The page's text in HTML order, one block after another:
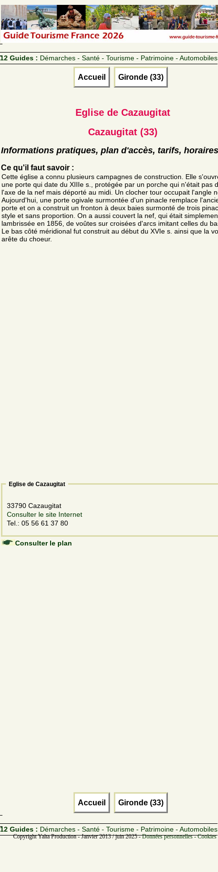
12 Guides : Démarches - Santé - Tourisme - Patrimoine - Automobiles
Accueil Gironde (33)
Eglise de Cazaugitat
Cazaugitat (33)
Informations pratiques, plan d'accès, tarifs, horaires
Ce qu'il faut savoir :
Cette église a connu plusieurs campagnes de construction. Elle
une porte qui date du XIIIe s., protégée par un porche qui n'était pas
l'axe de la nef mais déporté au midi. Un clocher tour occupait l'angle
Aujourd'hui, une porte ogivale surmontée d'un pinacle remplace
porte et on a construit un fronton à deux baies surmonté de trois
style et sans proportion. On a aussi couvert la nef, qui était
lambrissée en 1856, de voûtes sur croisées d'arcs imitant celles du
Le bas côté méridional fut construit au début du XVIe s. ainsi que la
arête du choeur.
Eglise de Cazaugitat
33790 Cazaugitat
Consulter le site Internet
Tel.: 05 56 61 37 80
Consulter le plan
Accueil Gironde (33)
12 Guides : Démarches - Santé - Tourisme - Patrimoine - Automobiles
Copyright Yalta Production - Janvier 2013 / juin 2025 -Données personnelles -